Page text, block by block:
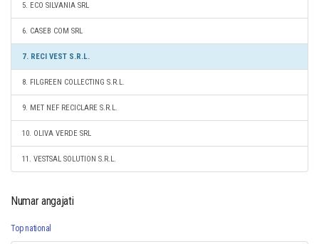
5. ECO SILVANIA SRL
6. CASEB COM SRL
7. RECI VEST S.R.L.
8. FILGREEN COLLECTING S.R.L.
9. MET NEF RECICLARE S.R.L.
10. OLIVA VERDE SRL
11. VESTSAL SOLUTION S.R.L.
Numar angajati
Top national